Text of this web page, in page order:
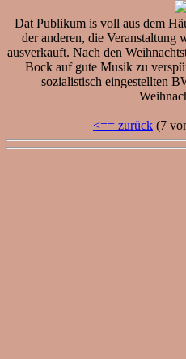
Dat Publikum is voll aus dem
der anderen, die Veranstaltung
ausverkauft. Nach den
Bock auf gute Musik zu
sozialistisch eingestellten
<== zurück (7